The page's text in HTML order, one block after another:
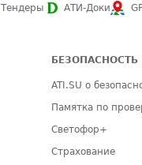
Тендеры АТИ-Доки
БЕЗОПАСНОСТЬ
ATI.SU о
Памятка по
Светофор+
Страхование